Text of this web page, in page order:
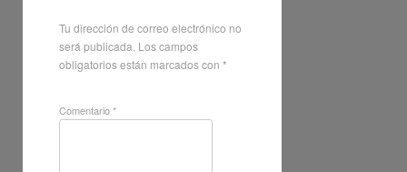
Tu dirección de correo electrónico no
será publicada. Los campos
obligatorios están marcados con *
Comentario*